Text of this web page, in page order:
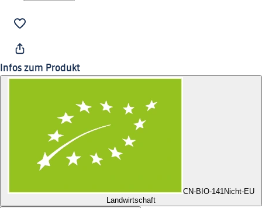
Infos zum Produkt
CN-BIO-141 Nicht-EU
Landwirtschaft